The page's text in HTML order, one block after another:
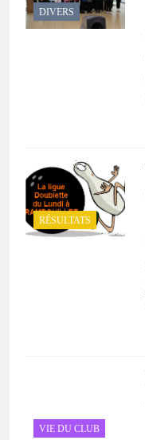
DIVERS
RÉSULTATS
VIE DU CLUB